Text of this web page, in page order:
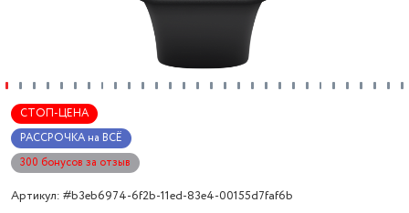
СТОП-ЦЕНА
РАССРОЧКА на ВСЁ
300 бонусов за отзыв
Артикул: #b3eb6974-6f2b-11ed-83e4-00155d7faf6b